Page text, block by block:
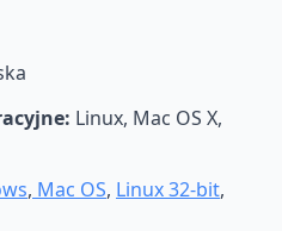
Linux, Mac OS X,
, Mac OS, Linux 32-bit,